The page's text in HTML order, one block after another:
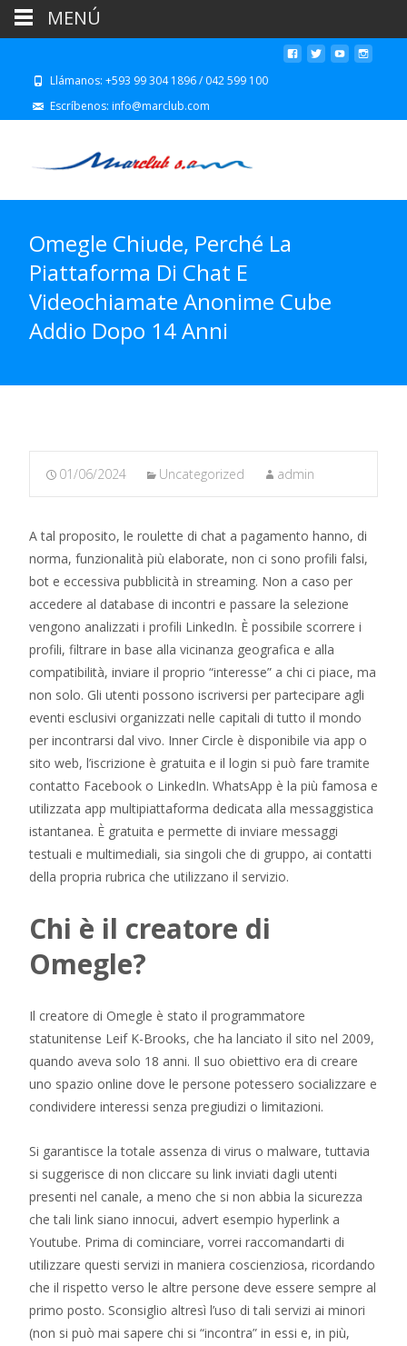
Llámanos: +593 99 304 1896 / 042 599 100
Escríbenos: info@marclub.com
Omegle Chiude, Perché La
Piattaforma Di Chat E
Videochiamate Anonime Cube
Addio Dopo 14 Anni
01/06/2024 Uncategorized admin
A tal proposito, le roulette di chat a pagamento hanno, di
norma, funzionalità più elaborate, non ci sono profili falsi,
bot e eccessiva pubblicità in streaming. Non a caso per
accedere al database di incontri e passare la selezione
vengono analizzati i profili LinkedIn. È possibile scorrere i
profili, filtrare in base alla vicinanza geografica e alla
compatibilità, inviare il proprio “interesse” a chi ci piace, ma
non solo. Gli utenti possono iscriversi per partecipare agli
eventi esclusivi organizzati nelle capitali di tutto il mondo
per incontrarsi dal vivo. Inner Circle è disponibile via app o
sito web, l’iscrizione è gratuita e il login si può fare tramite
contatto Facebook o LinkedIn. WhatsApp è la più famosa e
utilizzata app multipiattaforma dedicata alla messaggistica
istantanea. È gratuita e permette di inviare messaggi
testuali e multimediali, sia singoli che di gruppo, ai contatti
della propria rubrica che utilizzano il servizio.
Chi è il creatore di
Omegle?
Il creatore di Omegle è stato il programmatore
statunitense Leif K-Brooks, che ha lanciato il sito nel 2009,
quando aveva solo 18 anni. Il suo obiettivo era di creare
uno spazio online dove le persone potessero socializzare e
condividere interessi senza pregiudizi o limitazioni.
Si garantisce la totale assenza di virus o malware, tuttavia
si suggerisce di non cliccare su link inviati dagli utenti
presenti nel canale, a meno che si non abbia la sicurezza
che tali link siano innocui, advert esempio hyperlink a
Youtube. Prima di cominciare, vorrei raccomandarti di
utilizzare questi servizi in maniera coscienziosa, ricordando
che il rispetto verso le altre persone deve essere sempre al
primo posto. Sconsiglio altresì l’uso di tali servizi ai minori
(non si può mai sapere chi si “incontra” in essi e, in più,
MENÚ